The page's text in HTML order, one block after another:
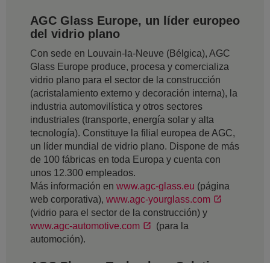
AGC Glass Europe, un líder europeo
del vidrio plano
Con sede en Louvain-la-Neuve (Bélgica), AGC
Glass Europe produce, procesa y comercializa
vidrio plano para el sector de la construcción
(acristalamiento externo y decoración interna), la
industria automovilística y otros sectores
industriales (transporte, energía solar y alta
tecnología). Constituye la filial europea de AGC,
un líder mundial de vidrio plano. Dispone de más
de 100 fábricas en toda Europa y cuenta con
unos 12.300 empleados.
Más información en www.agc-glass.eu (página
web corporativa), www.agc-yourglass.com
(vidrio para el sector de la construcción) y
www.agc-automotive.com
(para la
automoción).